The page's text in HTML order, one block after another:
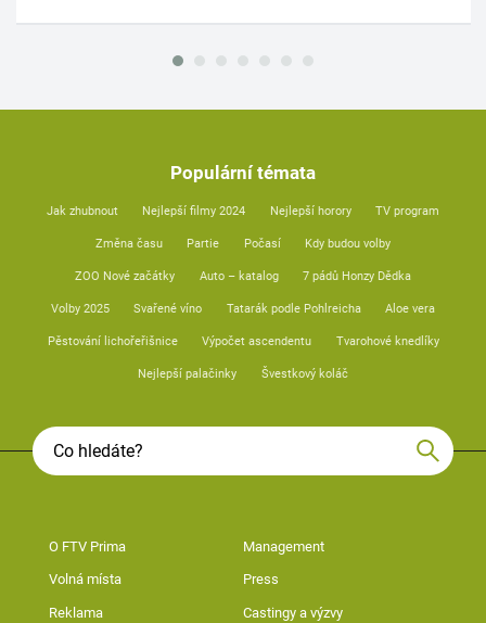
Populární témata
Jak zhubnout Nejlepší filmy 2024 Nejlepší horory TV program
Změna času Partie Počasí Kdy budou volby
ZOO Nové začátky Auto – katalog 7 pádů Honzy Dědka
Volby 2025 Svařené víno Tatarák podle Pohlreicha Aloe vera
Pěstování lichořeřišnice Výpočet ascendentu Tvarohové knedlíky
Nejlepší palačinky Švestkový koláč
O FTV Prima Management
Volná místa Press
Reklama Castingy a výzvy